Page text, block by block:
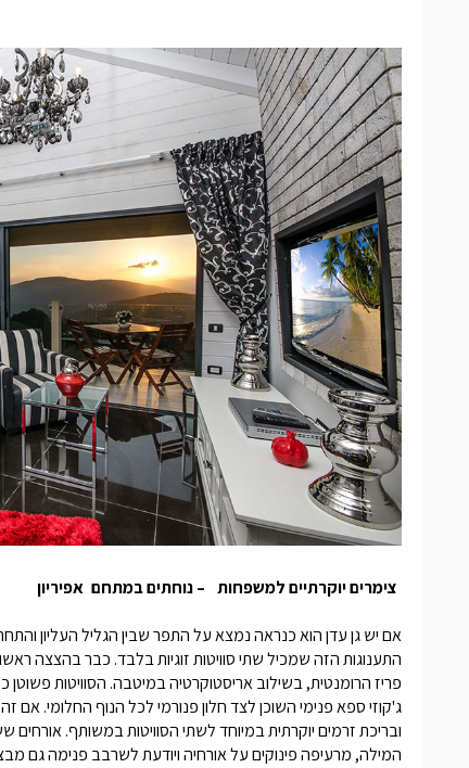
צימרים יוקרתיים למשפחות – נוחתים במתחם אפיריון
אם יש גן עדן הוא כנראה נמצא על התפר שבין הגליל העליון
התענוגות הזה שמכיל שתי סוויטות זוגיות בלבד. כבר בהצצה
פריז הרומנטית, בשילוב אריסטוקרטיה במיטבה. הסוויטות
ג'קוזי ספא פנימי השוכן לצד חלון פנורמי לכל הנוף החלומי.
ובריכת זרמים יוקרתית במיוחד לשתי הסוויטות במשותף. אורחים
המילה, מרעיפה פינוקים על אורחיה ויודעת לשרבב פנימה גם